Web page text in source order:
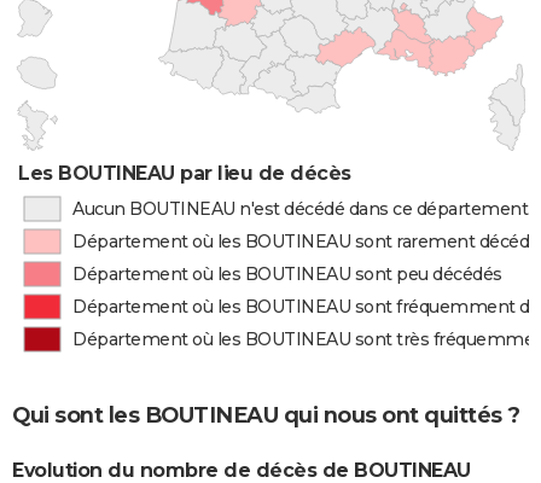
Les BOUTINEAU par lieu de décès
Aucun BOUTINEAU n'est décédé dans ce département
Département où les BOUTINEAU sont rarement
Département où les BOUTINEAU sont peu décédés
Département où les BOUTINEAU sont fréquemment
Département où les BOUTINEAU sont très
Qui sont les BOUTINEAU qui nous ont quittés ?
Evolution du nombre de décès de BOUTINEAU